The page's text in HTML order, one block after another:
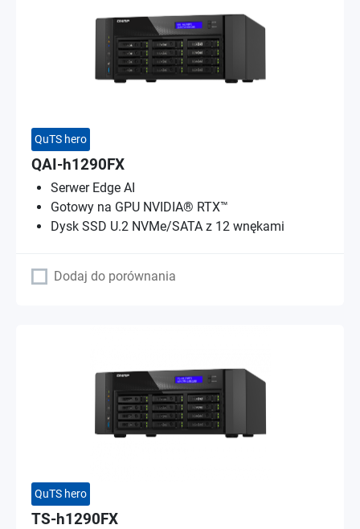
QuTS hero
QAI-h1290FX
Serwer Edge AI
Gotowy na GPU NVIDIA® RTX™
Dysk SSD U.2 NVMe/SATA z 12 wnękami
Dodaj do porównania
QuTS hero
TS-h1290FX